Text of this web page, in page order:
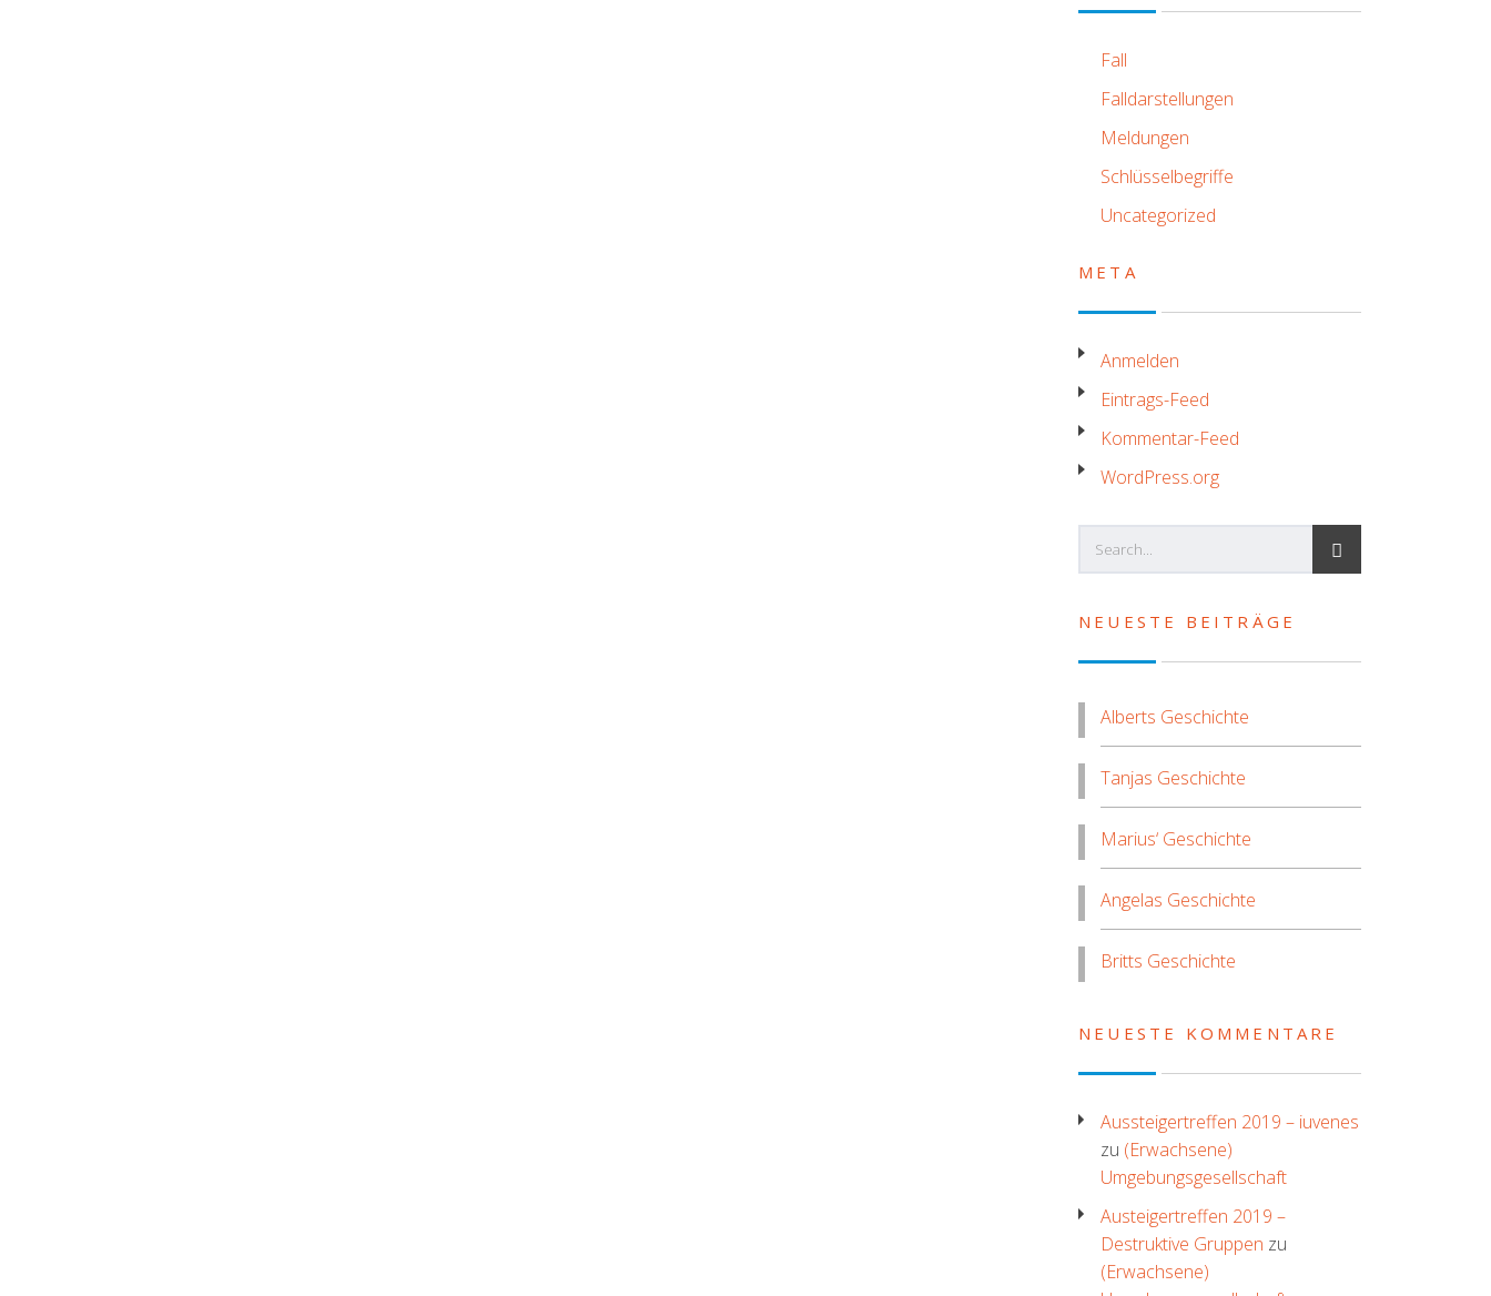
Fall
Falldarstellungen
Meldungen
Schlüsselbegriffe
Uncategorized
META
Anmelden
Eintrags-Feed
Kommentar-Feed
WordPress.org
NEUESTE BEITRÄGE
Alberts Geschichte
Tanjas Geschichte
Marius‘ Geschichte
Angelas Geschichte
Britts Geschichte
NEUESTE KOMMENTARE
Aussteigertreffen 2019 – iuvenes
zu (Erwachsene)
Umgebungsgesellschaft
Austeigertreffen 2019 –
Destruktive Gruppen zu
(Erwachsene)